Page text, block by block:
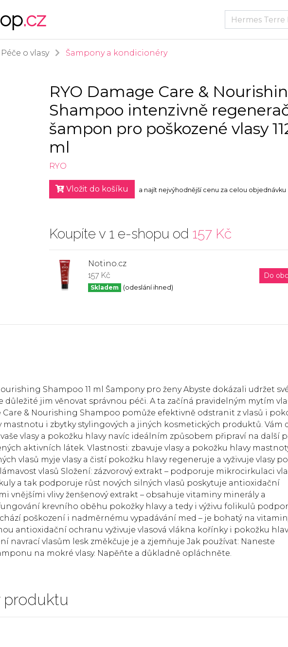
.cz
Péče o vlasy Šampony a kondicionéry
RYO Damage Care &
Shampoo intenzivně
šampon pro poškozené vlasy
ml
RYO
Vložit do košíku a najít nejvýhodnější cenu za celou objednávku
Koupíte v 1 e-shopu od 157 Kč
Notino.cz
157 Kč
Skladem (odeslání ihned)
Do
Shampoo 11 ml Šampony pro ženy Abyste dokázali udržet
důležité jim věnovat správnou péči. A ta začíná pravidelným mytím
Care & Nourishing Shampoo pomůže efektivně odstranit z vlasů i
mastnotu i zbytky stylingových a jiných kosmetických produktů. Vám
vlasy a pokožku hlavy navíc ideálním způsobem připraví na další
aktivních látek. Vlastnosti: zbavuje vlasy a pokožku hlavy
vlasů myje vlasy a čistí pokožku hlavy regeneruje a vyživuje vlasy
vlasů Složení: zázvorový extrakt – podporuje mikrocirkulaci
a tak podporuje růst nových silných vlasů poskytuje antioxidační
vnějšími vlivy ženšenový extrakt – obsahuje vitaminy minerály a
krevního oběhu pokožky hlavy a tedy i výživu folikulů
poškození i nadměrnému vypadávání med – je bohatý na
antioxidační ochranu vyživuje vlasová vlákna kořínky i pokožku
navrací vlasům lesk změkčuje je a zjemňuje Jak používat: Naneste
na mokré vlasy. Napěňte a důkladně opláchněte.
produktu